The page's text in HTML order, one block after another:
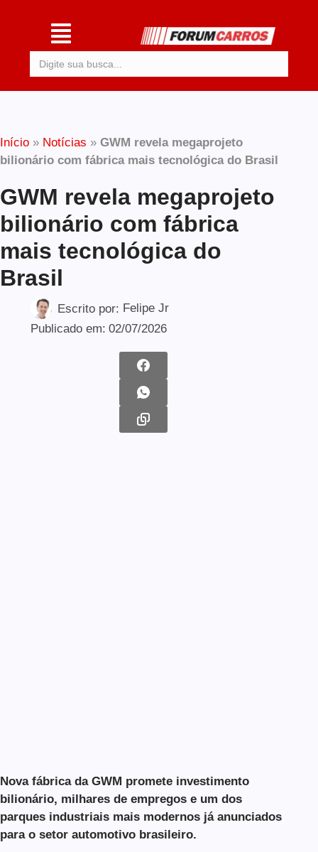
Início » Notícias » GWM revela megaprojeto
bilionário com fábrica mais tecnológica do Brasil
GWM revela megaprojeto
bilionário com fábrica
mais tecnológica do
Brasil
Escrito por: Felipe Jr
Publicado em: 02/07/2026
Nova fábrica da GWM promete investimento
bilionário, milhares de empregos e um dos
parques industriais mais modernos já anunciados
para o setor automotivo brasileiro.